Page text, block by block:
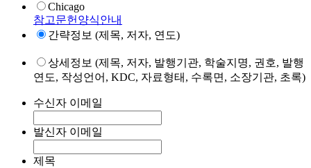
Chicago
참고문헌양식안내
간략정보 (제목, 저자, 연도)
상세정보 (제목, 저자, 발행기관, 학술지명, 권호, 발행
연도, 작성언어, KDC, 자료형태, 수록면, 소장기관, 초록)
수신자 이메일
발신자 이메일
제목